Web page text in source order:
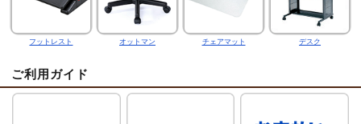
フットレスト オットマン チェアマット デスク
ご利用ガイド